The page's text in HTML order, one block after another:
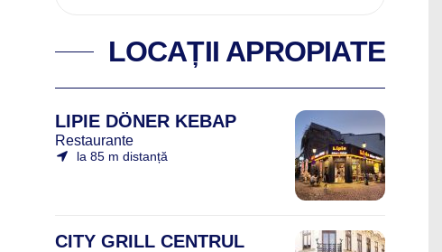
LOCAȚII APROPIATE
LIPIE DÖNER KEBAP
Restaurante
la 85 m distanță
CITY GRILL CENTRUL